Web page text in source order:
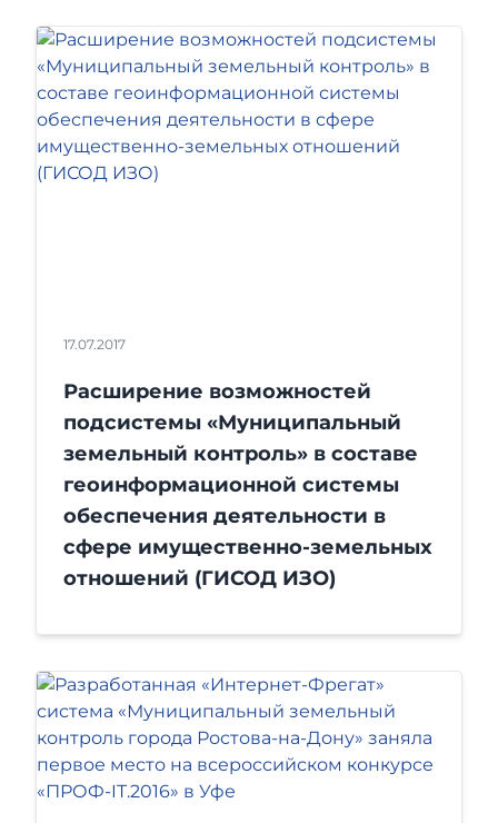
17.07.2017
Расширение возможностей
подсистемы «Муниципальный
земельный контроль» в составе
геоинформационной системы
обеспечения деятельности в
сфере имущественно-земельных
отношений (ГИСОД ИЗО)